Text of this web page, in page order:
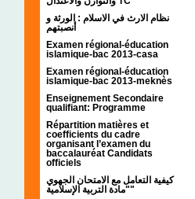
نظام الارث في الاسلام : الورثة و
أنصبتهم
Examen régional-éducation
islamique-bac 2013-casa
Examen régional-éducation
islamique-bac 2013-meknès
Enseignement Secondaire
qualifiant: Programme
Répartition matières et
coefficients du cadre
organisant l’examen du
baccalauréat Candidats
officiels
كيفية التعامل مع الامتحان الجهوي
"مادة التربية الإسلامية"